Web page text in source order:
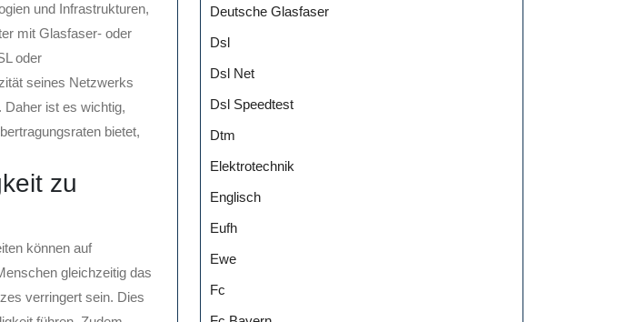
und Infrastrukturen,
mit Glasfaser- oder
oder
seines Netzwerks
Daher ist es wichtig,
bietet,
zu
können auf
gleichzeitig das
verringert sein. Dies
Deutsche Glasfaser
Dsl
Dsl Net
Dsl Speedtest
Dtm
Elektrotechnik
Englisch
Eufh
Ewe
Fc